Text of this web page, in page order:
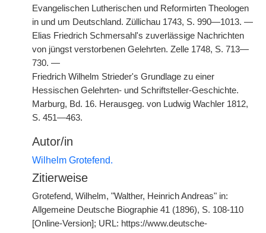
Evangelischen Lutherischen und Reformirten Theologen
in und um Deutschland. Züllichau 1743, S. 990—1013. —
Elias Friedrich Schmersahl's zuverlässige Nachrichten
von jüngst verstorbenen Gelehrten. Zelle 1748, S. 713—
730. —
Friedrich Wilhelm Strieder's Grundlage zu einer
Hessischen Gelehrten- und Schriftsteller-Geschichte.
Marburg, Bd. 16. Herausgeg. von Ludwig Wachler 1812,
S. 451—463.
Autor/in
Wilhelm Grotefend.
Zitierweise
Grotefend, Wilhelm, "Walther, Heinrich Andreas" in:
Allgemeine Deutsche Biographie 41 (1896), S. 108-110
[Online-Version]; URL: https://www.deutsche-